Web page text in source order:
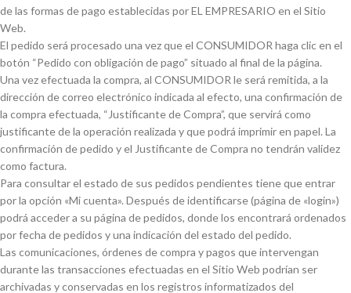
de las formas de pago establecidas por EL EMPRESARIO en el Sitio
Web.
El pedido será procesado una vez que el CONSUMIDOR haga clic en el
botón “Pedido con obligación de pago” situado al final de la página.
Una vez efectuada la compra, al CONSUMIDOR le será remitida, a la
dirección de correo electrónico indicada al efecto, una confirmación de
la compra efectuada, “Justificante de Compra”, que servirá como
justificante de la operación realizada y que podrá imprimir en papel. La
confirmación de pedido y el Justificante de Compra no tendrán validez
como factura.
Para consultar el estado de sus pedidos pendientes tiene que entrar
por la opción «Mi cuenta». Después de identificarse (página de «login»)
podrá acceder a su página de pedidos, donde los encontrará ordenados
por fecha de pedidos y una indicación del estado del pedido.
Las comunicaciones, órdenes de compra y pagos que intervengan
durante las transacciones efectuadas en el Sitio Web podrían ser
archivadas y conservadas en los registros informatizados del